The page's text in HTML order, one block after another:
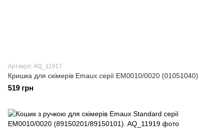
Артикул: AQ_11917
Кришка для скімерів Emaux серії EM0010/0020 (01051040)
519 грн